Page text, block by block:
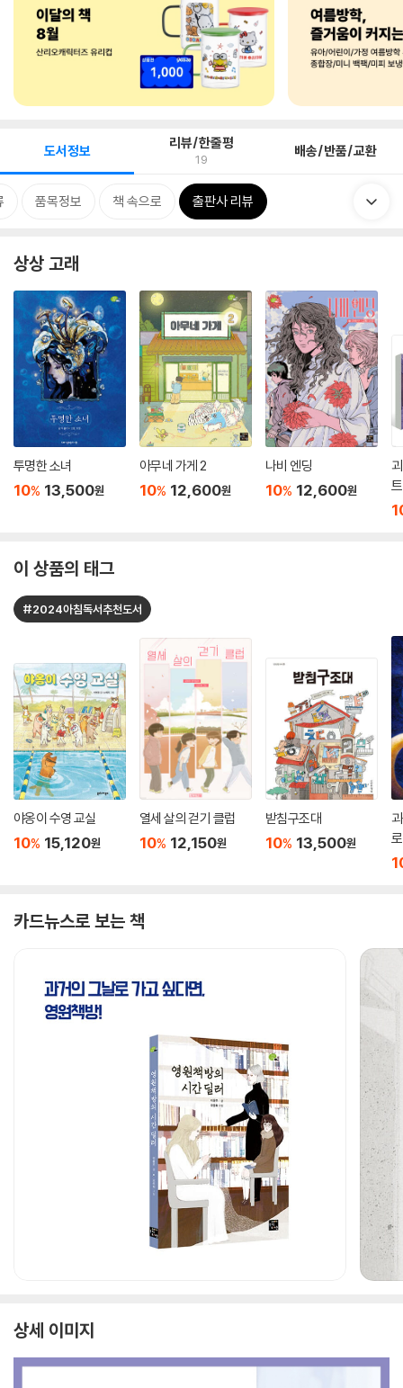
도서정보 리뷰/한줄평
19 배송/반품/교환
품목정보 책 속으로 출판사 리뷰
상상 고래
투명한 소녀
10% 13,500원
아무네 가게 2
10% 12,600원
나비 엔딩
10% 12,600원
트
이 상품의 태그
#2024아침독서추천도서
야옹이 수영 교실
10% 15,120원
열세 살의 걷기 클럽
10% 12,150원
받침구조대
10% 13,500원
카드뉴스로 보는 책
상세 이미지